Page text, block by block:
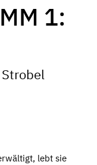
1:
lebt sie